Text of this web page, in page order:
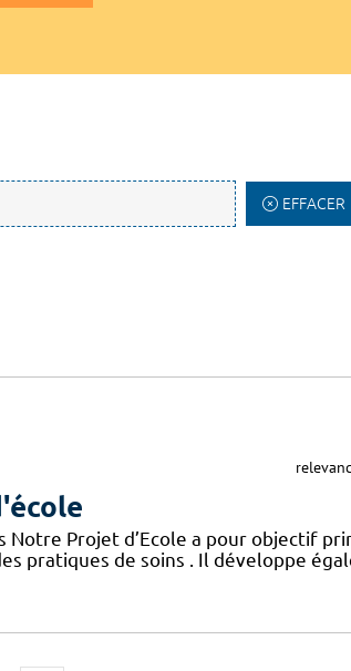
EFFACER
Projet d’Ecole a pour objectif
pratiques de soins . Il développe